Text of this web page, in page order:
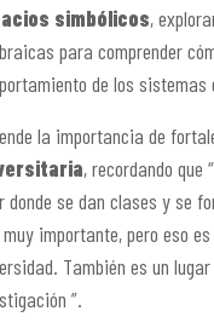
simbólicos,
para comprender
de los sistemas
la importancia de
, recordando que “
donde se dan clases y se
importante, pero eso
También es un
”.